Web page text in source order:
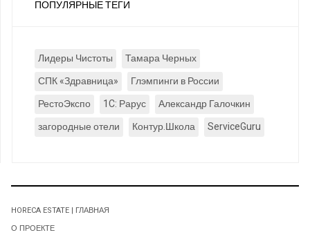
ПОПУЛЯРНЫЕ ТЕГИ
Лидеры Чистоты
Тамара Черных
СПК «Здравница»
Глэмпинги в России
РестоЭкспо
1C: Рарус
Александр Галочкин
загородные отели
Контур.Школа ServiceGuru
HORECA ESTATE | ГЛАВНАЯ
О ПРОЕКТЕ